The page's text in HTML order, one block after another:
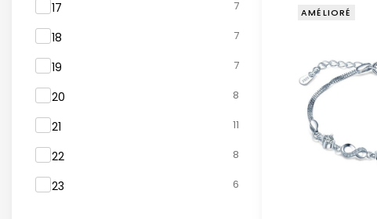
17 7
18 7
19 7
20 8
21 11
22 8
23 6
AMÉLIORÉ